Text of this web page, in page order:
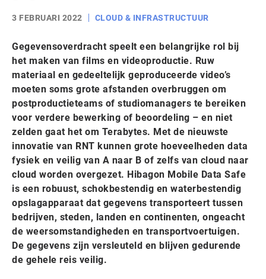
3 FEBRUARI 2022 CLOUD & INFRASTRUCTUUR
Gegevensoverdracht speelt een belangrijke rol bij
het maken van films en videoproductie. Ruw
materiaal en gedeeltelijk geproduceerde video’s
moeten soms grote afstanden overbruggen om
postproductieteams of studiomanagers te bereiken
voor verdere bewerking of beoordeling – en niet
zelden gaat het om Terabytes. Met de nieuwste
innovatie van RNT kunnen grote hoeveelheden data
fysiek en veilig van A naar B of zelfs van cloud naar
cloud worden overgezet. Hibagon Mobile Data Safe
is een robuust, schokbestendig en waterbestendig
opslagapparaat dat gegevens transporteert tussen
bedrijven, steden, landen en continenten, ongeacht
de weersomstandigheden en transportvoertuigen.
De gegevens zijn versleuteld en blijven gedurende
de gehele reis veilig.